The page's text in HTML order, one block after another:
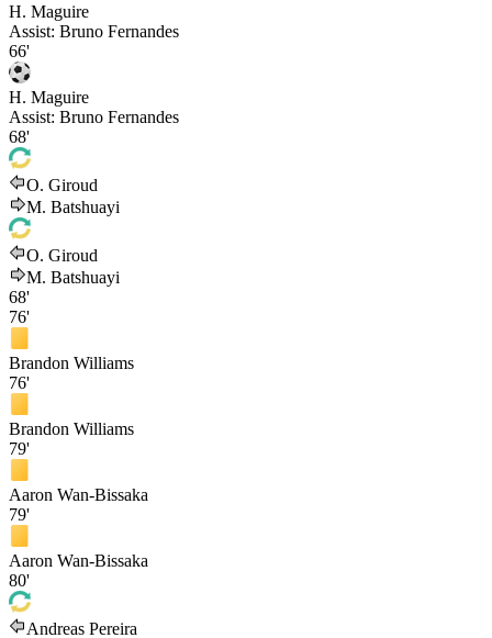
H. Maguire
Assist: Bruno Fernandes
66'
H. Maguire
Assist: Bruno Fernandes
68'
O. Giroud
M. Batshuayi
O. Giroud
M. Batshuayi
68'
76'
Brandon Williams
76'
Brandon Williams
79'
Aaron Wan-Bissaka
79'
Aaron Wan-Bissaka
80'
Andreas Pereira